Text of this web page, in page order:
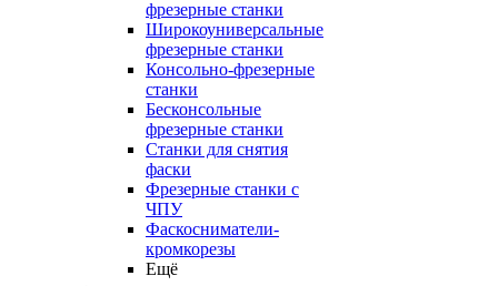
фрезерные станки
Широкоуниверсальные
фрезерные станки
Консольно-фрезерные
станки
Бесконсольные
фрезерные станки
Станки для снятия
фаски
Фрезерные станки с
ЧПУ
Фаскосниматели-
кромкорезы
Ещё